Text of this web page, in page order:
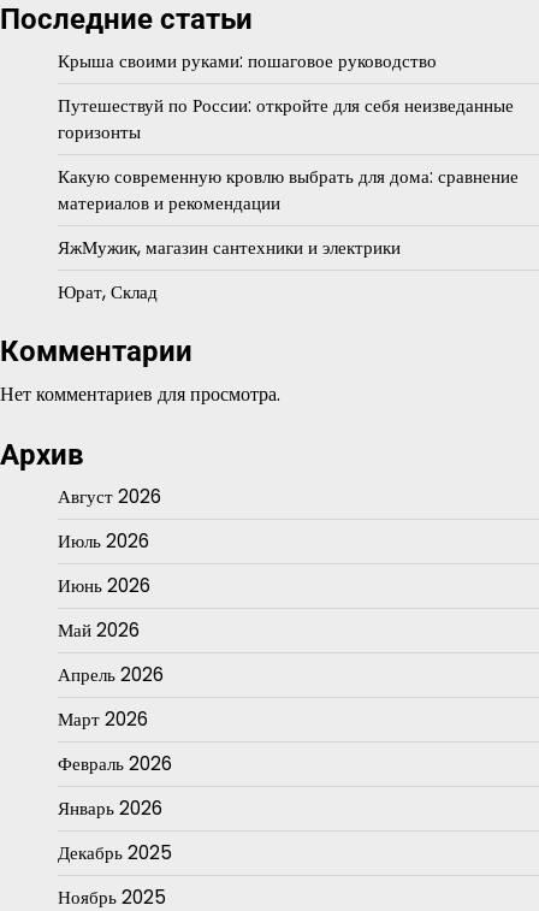
Последние статьи
Крыша своими руками: пошаговое руководство
Путешествуй по России: откройте для себя неизведанные
горизонты
Какую современную кровлю выбрать для дома: сравнение
материалов и рекомендации
ЯжМужик, магазин сантехники и электрики
Юрат, Склад
Комментарии
Нет комментариев для просмотра.
Архив
Август 2026
Июль 2026
Июнь 2026
Май 2026
Апрель 2026
Март 2026
Февраль 2026
Январь 2026
Декабрь 2025
Ноябрь 2025